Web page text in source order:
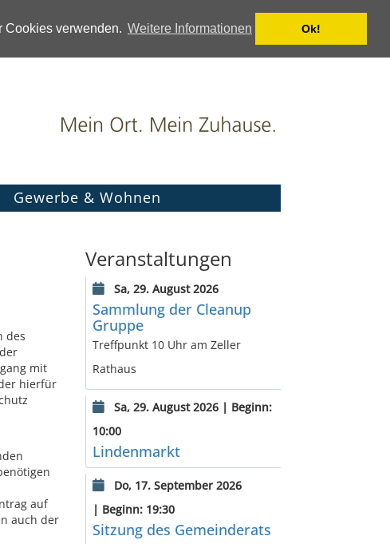
Cookies verwenden. Weitere Informationen Ok!
Gewerbe & Wohnen
des
mit
hierfür
auf
auch der
Veranstaltungen
Sa, 29. August 2026
Sammlung der Cleanup
Gruppe
Treffpunkt 10 Uhr am Zeller
Rathaus
Sa, 29. August 2026 | Beginn:
10:00
Lindenmarkt
Do, 17. September 2026
| Beginn: 19:30
Sitzung des Gemeinderats